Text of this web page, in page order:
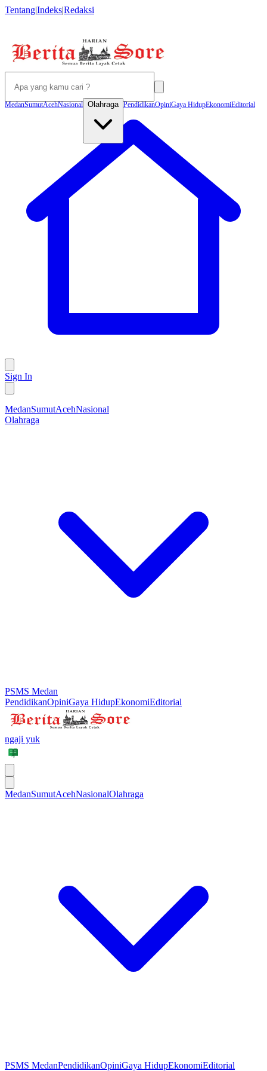
Tentang|Indeks|Redaksi
MedanSumutAcehNasional Olahraga PendidikanOpiniGaya HidupEkonomiEditorial
Sign In
MedanSumutAcehNasional
Olahraga
PSMS Medan
PendidikanOpiniGaya HidupEkonomiEditorial
ngaji yuk
MedanSumutAcehNasionalOlahraga
PSMS MedanPendidikanOpiniGaya HidupEkonomiEditorial